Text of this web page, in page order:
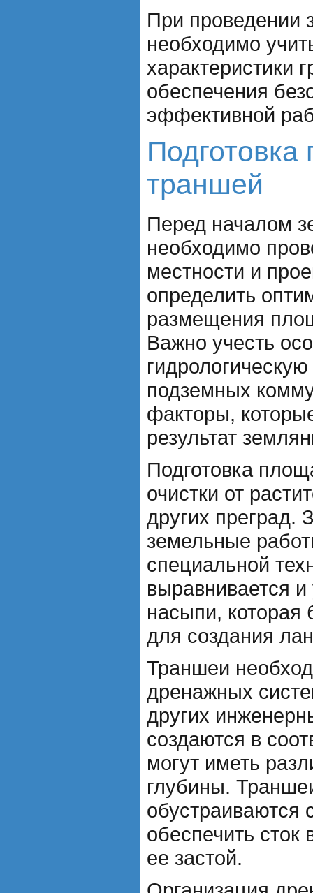
При проведении
необходимо
характеристики
обеспечения
эффективной
траншей
Перед началом
необходимо
местности и
определить
размещения
Важно учесть
подземных
факторы,
результат
Подготовка
очистки от
других преград.
земельные
специальной
выравнивается
насыпи, которая
для создания
Траншеи
дренажных
других
создаются в
могут иметь
глубины.
обустраиваются
обеспечить сток
ее застой.